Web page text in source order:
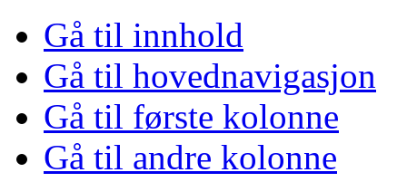
Gå til innhold
Gå til hovednavigasjon
Gå til første kolonne
Gå til andre kolonne